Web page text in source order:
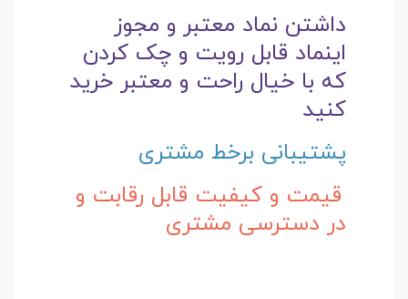
داشتن نماد معتبر و مجوز
اینماد قابل رویت و چک کردن
که با خیال راحت و معتبر خرید
کنید
پشتیبانی برخط مشتری
قیمت و کیفیت قابل رقابت و
در دسترسی مشتری